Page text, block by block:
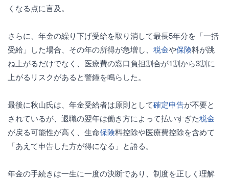
くなる点に言及。
さらに、年金の繰り下げ受給を取り消して最長5年分を「一括
受給」した場合、その年の所得が急増し、 税金や保険料が跳
ね上がるだけでなく、医療費の窓口負担割合が1割から3割に
上がるリスクがあると警鐘を鳴らした。
最後に秋山氏は、年金受給者は原則として確定申告が不要と
されているが、退職の翌年は働き方によって払いすぎた税金
が戻る可能性が高く、生命保険料控除や医療費控除を含めて
「あえて申告した方が得になる」と語る。
年金の手続きは一生に一度の決断であり、制度を正しく理解